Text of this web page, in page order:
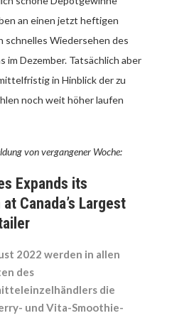
an einen jetzt heftigen
schnelles Wiedersehen des
im Dezember. Tatsächlich aber
in Hinblick der zu
noch weit höher laufen
von vergangener Woche:
Expands its
Canada’s Largest
2022 werden in allen
des
die
und Vita-Smoothie-